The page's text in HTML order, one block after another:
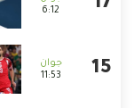
6:12
11:53